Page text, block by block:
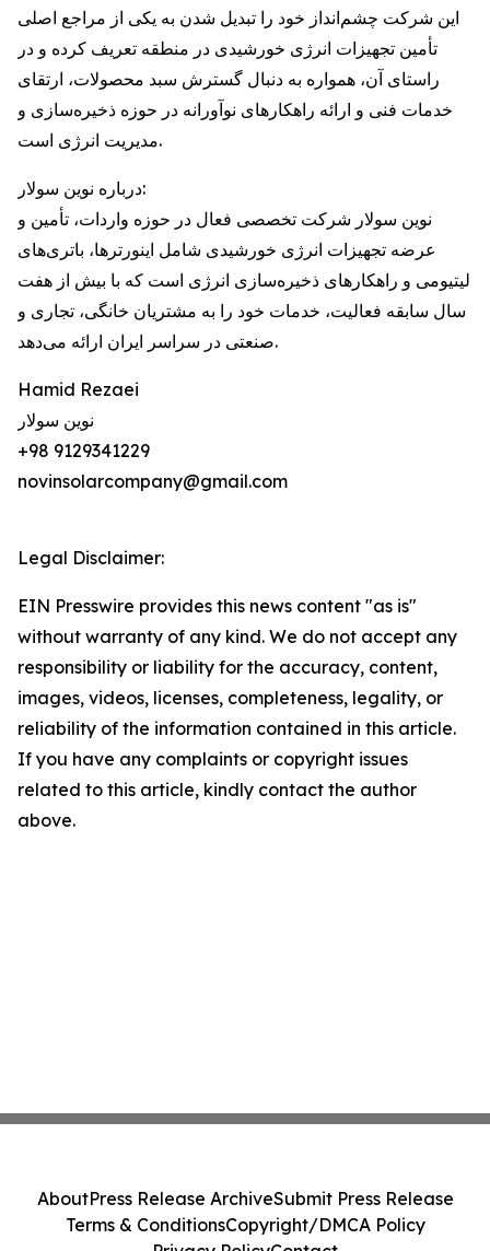
این شرکت چشم‌انداز خود را تبدیل شدن به یکی از مراجع اصلی
تأمین تجهیزات انرژی خورشیدی در منطقه تعریف کرده و در
راستای آن، همواره به دنبال گسترش سبد محصولات، ارتقای
خدمات فنی و ارائه راهکارهای نوآورانه در حوزه ذخیره‌سازی و
مدیریت انرژی است.
درباره نوین سولار:
نوین سولار شرکت تخصصی فعال در حوزه واردات، تأمین و
عرضه تجهیزات انرژی خورشیدی شامل اینورترها، باتری‌های
لیتیومی و راهکارهای ذخیره‌سازی انرژی است که با بیش از هفت
سال سابقه فعالیت، خدمات خود را به مشتریان خانگی، تجاری و
صنعتی در سراسر ایران ارائه می‌دهد.
Hamid Rezaei
نوین سولار
+98 9129341229
novinsolarcompany@gmail.com
Legal Disclaimer:
EIN Presswire provides this news content "as is"
without warranty of any kind. We do not accept any
responsibility or liability for the accuracy, content,
images, videos, licenses, completeness, legality, or
reliability of the information contained in this article.
If you have any complaints or copyright issues
related to this article, kindly contact the author
above.
AboutPress Release ArchiveSubmit Press Release
Terms & ConditionsCopyright/DMCA Policy